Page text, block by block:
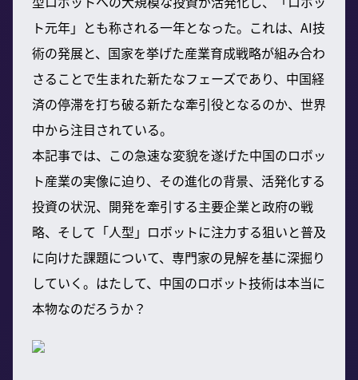
ト元年」とも称される一年となった。これは、AI技
術の発展と、国家を挙げた産業育成戦略が組み合わ
さることで生まれた新たなフェーズであり、中国経
済の停滞を打ち破る新たな牽引役となるのか、世界
中から注目されている。
本記事では、この急速な変貌を遂げた中国のロボッ
ト産業の実像に迫り、その進化の背景、活発化する
投資の状況、開発を牽引する主要企業と政府の戦
略、そして「人型」ロボットに注力する狙いと普及
に向けた課題について、専門家の見解を基に深掘り
していく。はたして、中国のロボット技術は本当に
本物なのだろうか？